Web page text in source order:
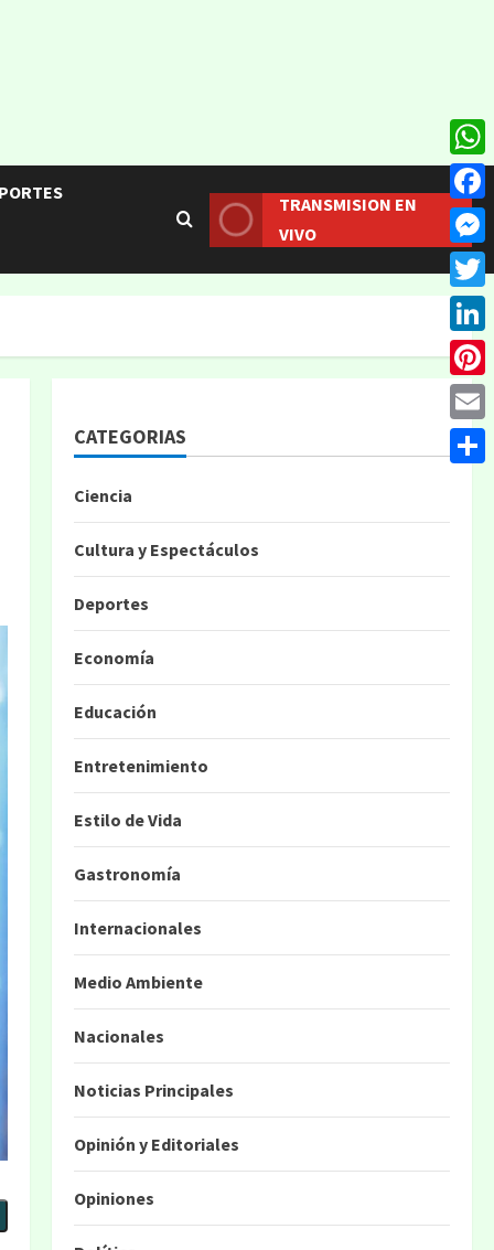
TRANSMISION EN
VIVO
CATEGORIAS
Ciencia
Cultura y Espectáculos
Deportes
Economía
Educación
Entretenimiento
Estilo de Vida
Gastronomía
Internacionales
Medio Ambiente
Nacionales
Noticias Principales
Opinión y Editoriales
Opiniones
Email